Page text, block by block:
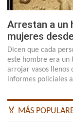
Arrestan a un
mujeres
Dicen que cada
este hombre era
arrojar vasos llenos
informes policiales
🏅 MÁS